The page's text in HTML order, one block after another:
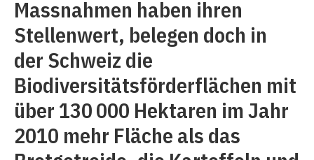
Massnahmen haben ihren
Stellenwert, belegen doch in
der Schweiz die
Biodiversitätsförderflächen mit
über 130 000 Hektaren im Jahr
2010 mehr Fläche als das